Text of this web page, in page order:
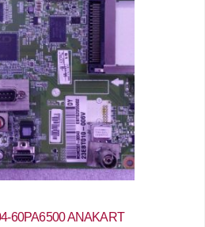
60PA6500 ANAKART